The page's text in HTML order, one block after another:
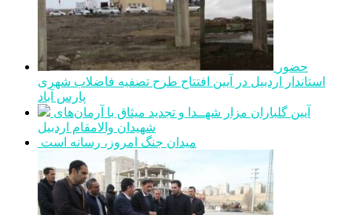
استاندار اردبیل در آیین افتتاح طرح تصفیه فاضلاب شهری
پارس آباد
شهیدان والامقام اردبیل
میدان جنگ امروز، رسانه است